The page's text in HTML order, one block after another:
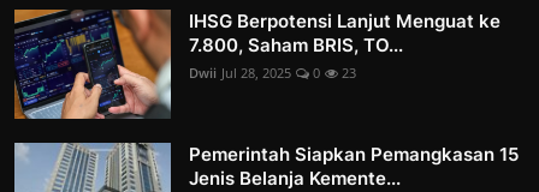
IHSG Berpotensi Lanjut Menguat ke
7.800, Saham BRIS, TO...
Dwii Jul 28, 2025 0 23
Pemerintah Siapkan Pemangkasan 15
Jenis Belanja Kemente...